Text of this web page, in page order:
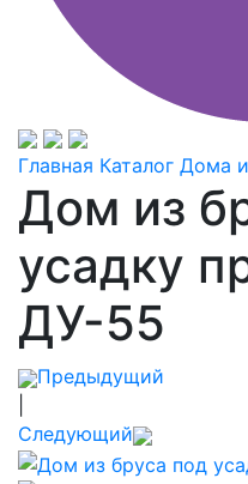
Главная Каталог Дома
Дом из
усадку
ДУ-55
Предыдущий
Следующий